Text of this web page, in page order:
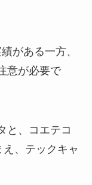
がある一方、
意が必要で
と、コエテコ
、テックキャ